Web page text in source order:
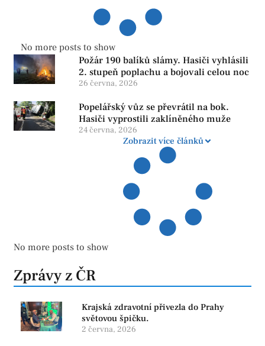
No more posts to show
Požár 190 balíků slámy. Hasiči vyhlásili
2. stupeň poplachu a bojovali celou noc
26 června, 2026
Popelářský vůz se převrátil na bok.
Hasiči vyprostili zaklíněného muže
24 června, 2026
Zobrazit více článků
No more posts to show
Zprávy z ČR
Krajská zdravotní přivezla do Prahy
světovou špičku.
2 června, 2026